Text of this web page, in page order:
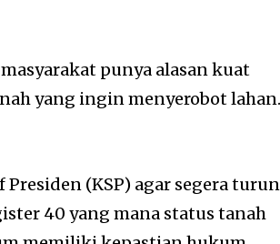
punya alasan kuat
yang ingin menyerobot lahan.
(KSP) agar segera turun
40 yang mana status tanah